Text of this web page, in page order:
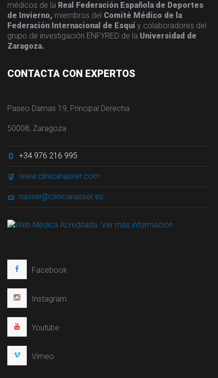
médicos de la Real Federación Española de Deportes
de Invierno, miembros del Comité Médico de la
Federación Internacional de Esquí y colaboradores del
grupo de investigación ENFYRED de la Universidad de
Zaragoza.
CONTACTA CON EXPERTOS
Paseo Damas 19, Principal Derecha
50008, Zaragoza
+34 976 216 995
www.clinicanasser.com
nasser@clinicanasser.es
Facebook
Instagram
Youtube
Vimeo